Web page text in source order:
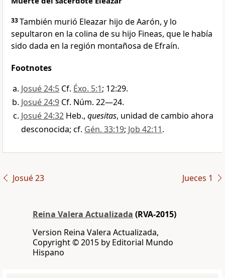
33También murió Eleazar hijo de Aarón, y lo
sepultaron en la colina de su hijo Fineas, que le había
sido dada en la región montañosa de Efraín.
Footnotes
Josué 24:5 Cf. Éxo. 5:1; 12:29.
Josué 24:9 Cf. Núm. 22—24.
Josué 24:32 Heb., quesitas, unidad de cambio ahora
desconocida; cf. Gén. 33:19; Job 42:11.
Josué 23 Jueces 1
Reina Valera Actualizada (RVA-2015)
Version Reina Valera Actualizada,
Copyright © 2015 by Editorial Mundo
Hispano